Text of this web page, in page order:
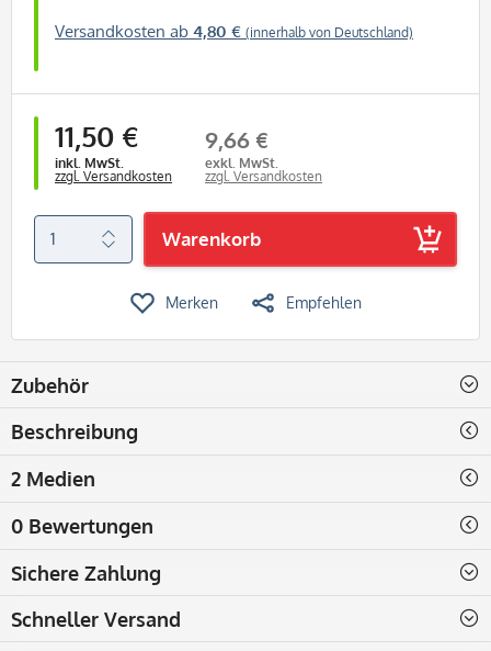
Versandkosten ab 4,80 € (innerhalb von Deutschland)
11,50 €
inkl. MwSt.
zzgl. Versandkosten
9,66 €
exkl. MwSt.
zzgl. Versandkosten
Warenkorb
Merken Empfehlen
Zubehör
Beschreibung
2 Medien
0 Bewertungen
Sichere Zahlung
Schneller Versand